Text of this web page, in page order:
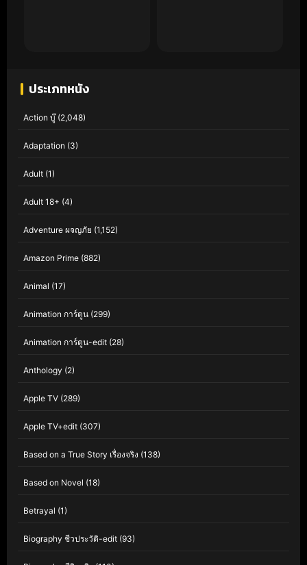
ประเภทหนัง
Action บู๊(2,048)
Adaptation (3)
Adult (1)
Adult 18+ (4)
Adventure ผจญภัย (1,152)
Amazon Prime (882)
Animal (17)
Animation การ์ตูน (299)
Animation การ์ตูน-edit (28)
Anthology (2)
Apple TV (289)
Apple TV+edit (307)
Based on a True Story เรื่องจริง (138)
Based on Novel (18)
Betrayal (1)
Biography ชีวประวัติ-edit (93)